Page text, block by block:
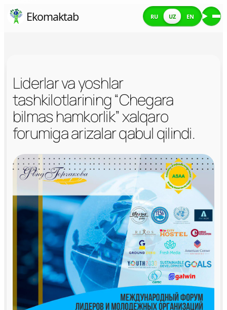
Skip Ekomaktab RU UZ EN
Liderlar va yoshlar
tashkilotlarining “Chegara
bilmas hamkorlik” xalqaro
forumiga arizalar qabul qilindi.